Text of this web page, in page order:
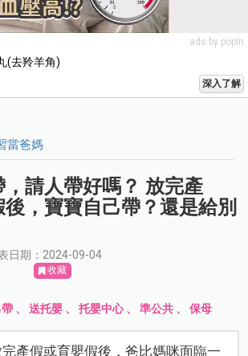
ads by popIn
(去羚羊角)
深入了解
當爸媽
請人帶好嗎？ 放完產
，寶寶自己帶？還是給別
日期：2024-09-04
收藏
、送托嬰 、托嬰中心、準公共 、保母
產假或育嬰假後，爸比媽咪面臨一